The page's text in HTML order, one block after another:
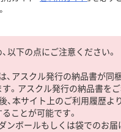
以下の点にご注意ください。
、アスクル発行の納品書が同
。アスクル発行の納品書を
、本サイト上のご利用履歴よ
ことが可能です。
ンボールもしくは袋でのお